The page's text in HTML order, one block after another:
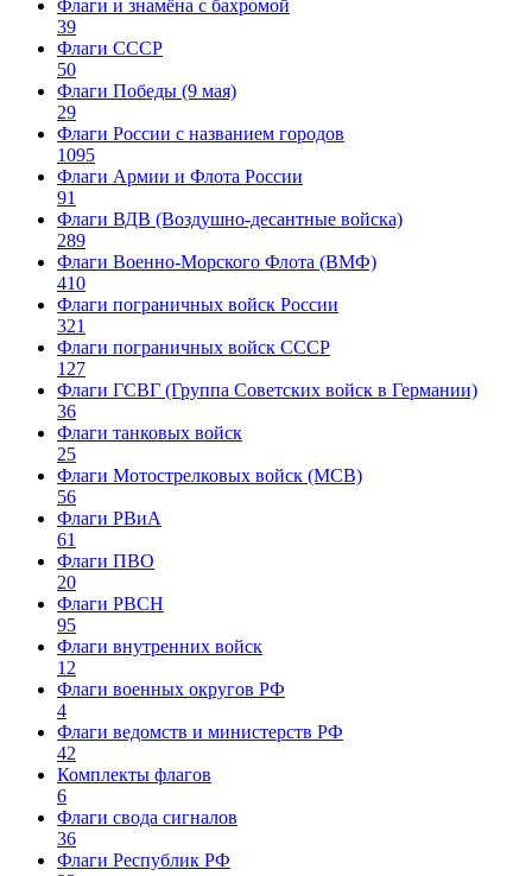
Флаги и знамёна с бахромой
39
Флаги СССР
50
Флаги Победы (9 мая)
29
Флаги России с названием городов
1095
Флаги Армии и Флота России
91
Флаги ВДВ (Воздушно-десантные войска)
289
Флаги Военно-Морского Флота (ВМФ)
410
Флаги пограничных войск России
321
Флаги пограничных войск СССР
127
Флаги ГСВГ (Группа Советских войск в Германии)
36
Флаги танковых войск
25
Флаги Мотострелковых войск (МСВ)
56
Флаги РВиА
61
Флаги ПВО
20
Флаги РВСН
95
Флаги внутренних войск
12
Флаги военных округов РФ
4
Флаги ведомств и министерств РФ
42
Комплекты флагов
6
Флаги свода сигналов
36
Флаги Республик РФ